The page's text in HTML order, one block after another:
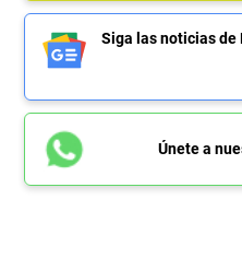
Siga las noticias de
Únete a